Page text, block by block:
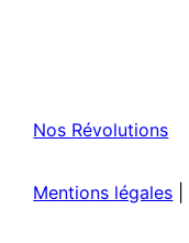
Nos Révolutions
Mentions légales